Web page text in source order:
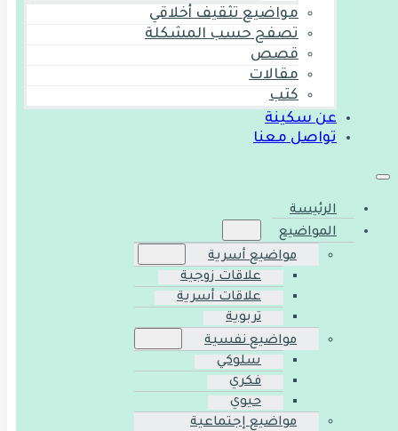
مواضيع تثقيف أخلاقي
تصفح حسب المشكلة
قصص
مقالات
كتب
عن سكينة
تواصل معنا
الرئيسة
المواضيع
مواضيع أسرية
علاقات زوجية
علاقات أسرية
تربوية
مواضيع نفسية
سلوكي
فكري
حيوي
مواضيع إجتماعية